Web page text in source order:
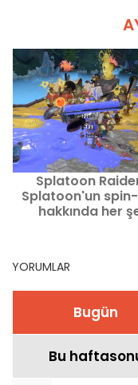
Splatoon
Splatoon'un
hakkında her
YORUMLAR
Bugün
Bu